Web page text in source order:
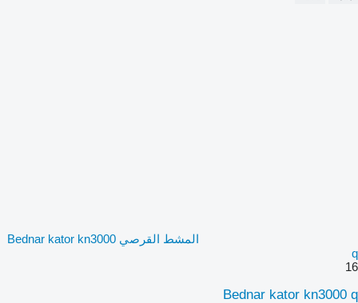
المشط القرصي Bednar kator kn3000
q
16
Bednar kator kn3000 q